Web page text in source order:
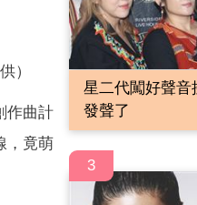
）
作曲計
，竟萌
星二代闖好聲
發聲了
3